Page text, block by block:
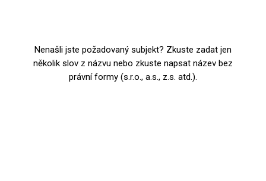
Nenašli jste požadovaný subjekt? Zkuste zadat jen
několik slov z názvu nebo zkuste napsat název bez
právní formy (s.r.o., a.s., z.s. atd.).